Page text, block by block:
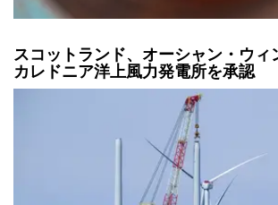
スコットランド、オーシャン・ウ
カレドニア洋上風力発電所を承認